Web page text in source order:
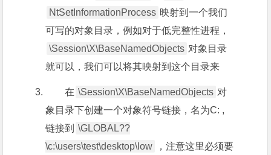
NtSetInformationProcess 映射到一个我们
可写的对象目录，例如对于低完整性进程，
\Session\X\BaseNamedObjects 对象目录
就可以，我们可以将其映射到这个目录来
在 \Session\X\BaseNamedObjects 对
象目录下创建一个对象符号链接，名为C: ,
链接到
\GLOBAL??
\c:\users\test\desktop\low
，注意这里必须要